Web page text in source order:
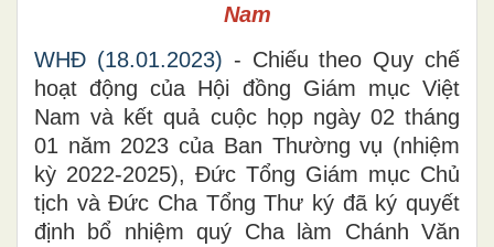
Nam
WHĐ (18.01.2023) - Chiếu theo Quy chế
hoạt động của Hội đồng Giám mục Việt
Nam và kết quả cuộc họp ngày 02 tháng
01 năm 2023 của Ban Thường vụ (nhiệm
kỳ 2022-2025), Đức Tổng Giám mục Chủ
tịch và Đức Cha Tổng Thư ký đã ký quyết
định bổ nhiệm quý Cha làm Chánh Văn